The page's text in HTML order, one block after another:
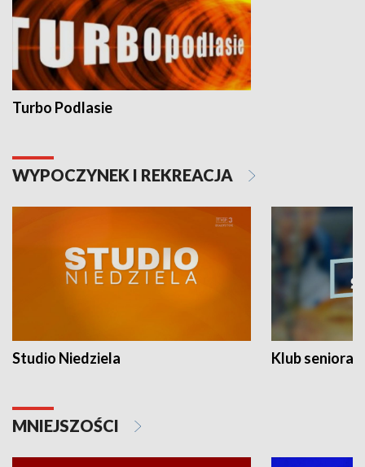
Turbo Podlasie
WYPOCZYNEK I REKREACJA
Studio Niedziela Klub seniora
MNIEJSZOŚCI